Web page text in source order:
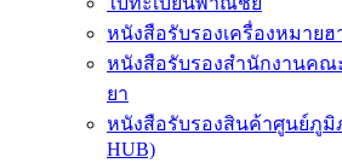
หนังสือรับรองเครื่องหมายฮ
หนังสือรับรองสำนักงานคณ
ยา
หนังสือรับรองสินค้าศูนย์ภูมิ
HUB)